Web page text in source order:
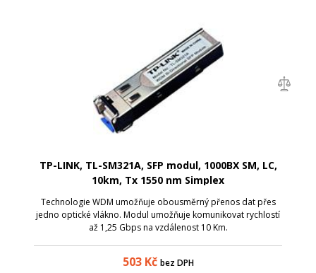
TP-LINK, TL-SM321A, SFP modul, 1000BX SM, LC,
10km, Tx 1550 nm Simplex
Technologie WDM umožňuje obousměrný přenos dat přes
jedno optické vlákno. Modul umožňuje komunikovat rychlostí
až 1,25 Gbps na vzdálenost 10 Km.
503Kč bez DPH